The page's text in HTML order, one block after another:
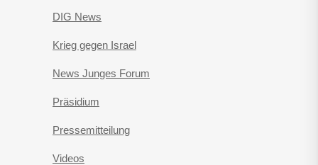
DIG News
Krieg gegen Israel
News Junges Forum
Präsidium
Pressemitteilung
Videos